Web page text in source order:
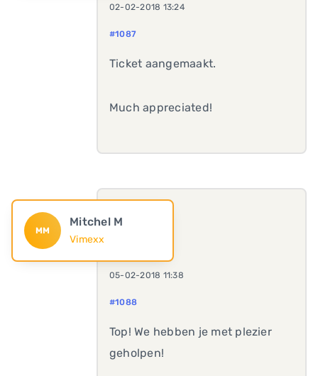
02-02-2018 13:24
#1087
Ticket aangemaakt.
Much appreciated!
MM
Mitchel M
Vimexx
05-02-2018 11:38
#1088
Top! We hebben je met plezier
geholpen!